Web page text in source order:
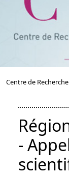
Centre de
-